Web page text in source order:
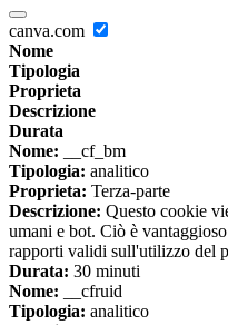
canva.com
Nome
Tipologia
Proprieta
Descrizione
Durata
Nome: __cf_bm
Tipologia: analitico
Proprieta: Terza-parte
Descrizione: Questo cookie
umani e bot. Ciò è
rapporti validi sull'utilizzo del
Durata: 30 minuti
Nome: __cfruid
Tipologia: analitico